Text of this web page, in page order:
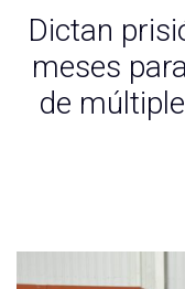
Dictan
meses
de